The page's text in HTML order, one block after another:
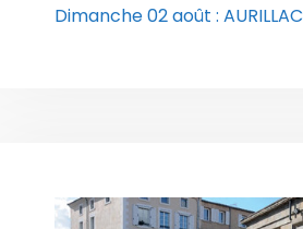
Dimanche 02 août : AURILLAC